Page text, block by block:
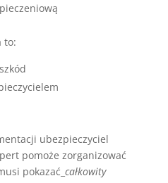
to:
ubezpieczyciel
pomoże zorganizować
pokazać_ całkowity